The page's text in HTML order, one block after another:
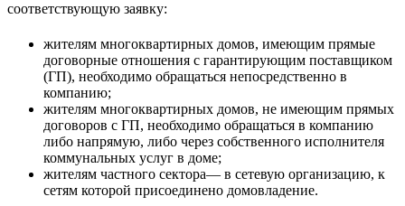
соответствующую заявку:
жителям многоквартирных домов, имеющим прямые
договорные отношения с гарантирующим поставщиком
(ГП), необходимо обращаться непосредственно в
компанию;
жителям многоквартирных домов, не имеющим прямых
договоров с ГП, необходимо обращаться в компанию
либо напрямую, либо через собственного исполнителя
коммунальных услуг в доме;
жителям частного сектора— в сетевую организацию, к
сетям которой присоединено домовладение.